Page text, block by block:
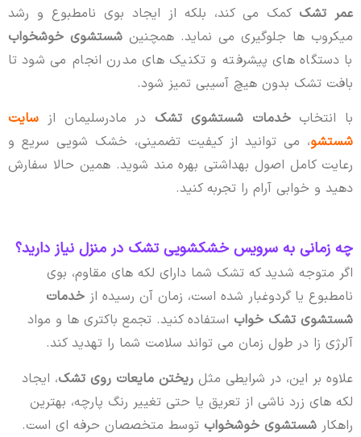
عمر تشککمک می کند، بلکه از ایجاد بوی نامطبوع و رشد
میکروب ها جلوگیری می نماید. همچنین شستشوی خوشخواب
با دستگاه های پیشرفته و تکنیک های مدرن انجام می شود تا
بافت تشک بدون هیچ آسیبی تمیز شود.
با انتخاب خدمات شستشوی تشکدر مادرسلیمان از سایت
شستشو، می توانید از کیفیت تضمینی، خشک شویی سریع و
رعایت کامل اصول بهداشتی بهره مند شوید. همین حالا سفارش
دهید و خوابی آرام را تجربه کنید.
چه زمانی به سرویس خشکشویی تشک در منزل نیاز دارید؟
اگر متوجه شدید که تشک شما دارای لکه های مقاوم، بوی
نامطبوع یا گردوغبار شده است، زمان آن رسیده از خدمات
شستشوی تشک خواباستفاده کنید. تجمع باکتری ها و مواد
آلرژی زا در طول زمان می تواند سلامت شما را تهدید کند.
علاوه بر این، در شرایطی مثل ریختن مایعات روی تشک، ایجاد
لکه های زرد ناشی از تعریق یا حتی تغییر رنگ پارچه، بهترین
راهکار شستشوی خوشخوابتوسط متخصصان حرفه ای است.